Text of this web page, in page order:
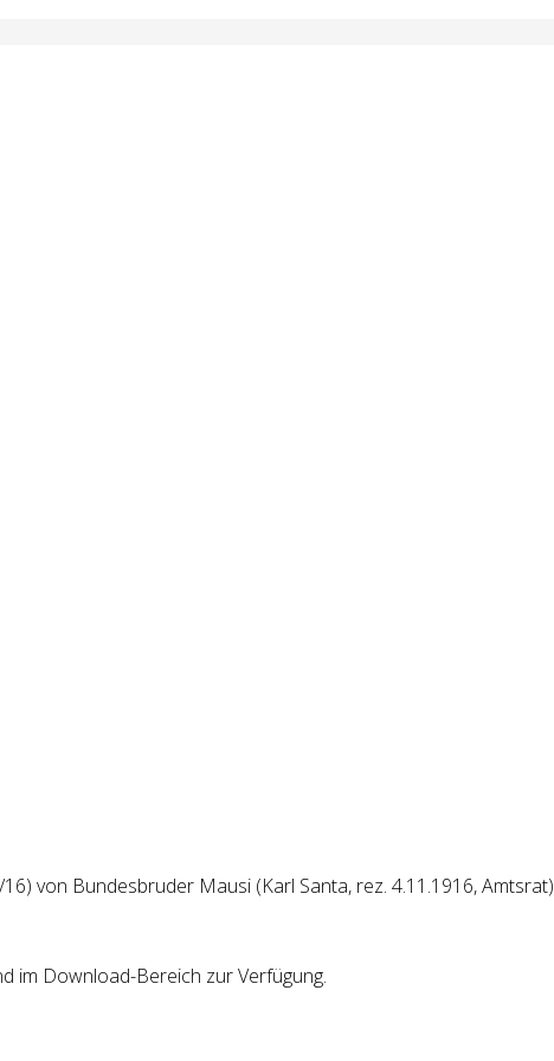
von Bundesbruder Mausi (Karl Santa, rez. 4.11.1916, Amtsrat)
im Download-Bereich zur Verfügung.